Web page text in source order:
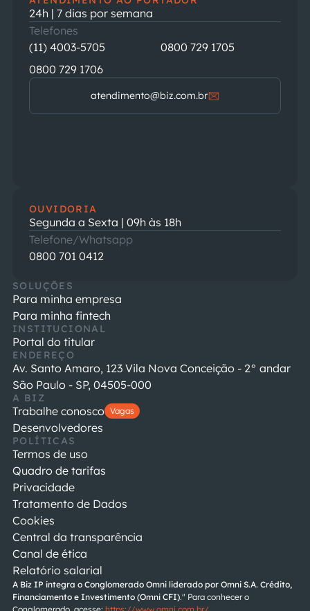
SOLUÇÕES
Para minha empresa
Para minha fintech
INSTITUCIONAL
Portal do titular
ENDEREÇO
Av. Santo Amaro, 123 Vila Nova Conceição - 2° andar
São Paulo - SP, 04505-000
A BIZ
Trabalhe conosco Vagas
Desenvolvedores
POLÍTICAS
Termos de uso
Quadro de tarifas
Privacidade
Tratamento de Dados
Cookies
Central da transparência
Canal de ética
Relatório salarial
24h | 7 dias por semana
Telefones
(11) 4003-5705
0800 729 1705
0800 729 1706
atendimento@biz.com.br
OUVIDORIA
Segunda a Sexta | 09h às 18h
Telefone/Whatsapp
0800 701 0412
A Biz IP integra o Conglomerado Omni liderado por Omni S.A. Crédito,
Financiamento e Investimento (Omni CFI)." Para conhecer o